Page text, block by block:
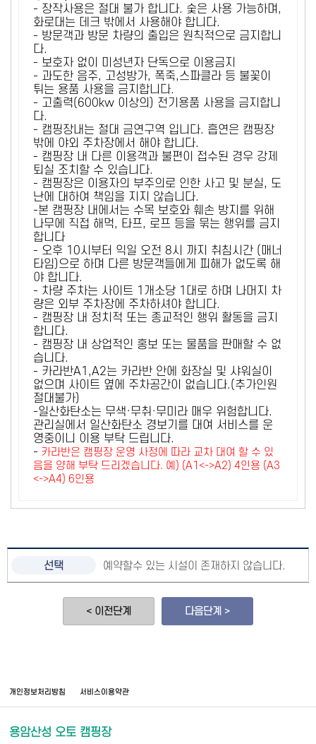
- 장작사용은 절대 불가 합니다. 숯은 사용 가능하며,
화로대는 데크 밖에서 사용해야 합니다.
- 방문객과 방문 차량의 출입은 원칙적으로 금지합니
다.
- 보호자 없이 미성년자 단독으로 이용금지
- 과도한 음주, 고성방가, 폭죽,스파클라 등 불꽃이
튀는 용품 사용을 금지합니다.
- 고출력(600kw 이상의) 전기용품 사용을 금지합니
다.
- 캠핑장내는 절대 금연구역 입니다. 흡연은 캠핑장
밖에 야외 주차장에서 해야 합니다.
- 캠핑장 내 다른 이용객과 불편이 접수된 경우 강제
퇴실 조치할 수 있습니다.
- 캠핑장은 이용자의 부주의로 인한 사고 및 분실, 도
난에 대하여 책임을 지지 않습니다.
-본 캠핑장 내에서는 수목 보호와 훼손 방지를 위해
나무에 직접 해먹, 타프, 로프 등을 묶는 행위를 금지
합니다
- 오후 10시부터 익일 오전 8시 까지 취침시간 (매너
타임)으로 하며 다른 방문객들에게 피해가 없도록 해
야 합니다.
- 차량 주차는 사이트 1개소당 1대로 하며 나머지 차
량은 외부 주차장에 주차하셔야 합니다.
- 캠핑장 내 정치적 또는 종교적인 행위 활동을 금지
합니다.
- 캠핑장 내 상업적인 홍보 또는 물품을 판매할 수 없
습니다.
- 카라반A1,A2는 카라반 안에 화장실 및 샤워실이
없으며 사이트 옆에 주차공간이 없습니다.(추가인원
절대불가)
-일산화탄소는 무색·무취·무미라 매우 위험합니다.
관리실에서 일산화탄소 경보기를 대여 서비스를 운
영중이니 이용 부탁 드립니다.
- 카라반은 캠핑장 운영 사정에 따라 교차 대여 할 수 있
음을 양해 부탁 드리겠습니다. 예) (A1<->A2) 4인용 (A3
<->A4) 6인용
예약할수 있는 시설이 존재하지 않습니다.
< 이전단계 다음단계 >
개인정보처리방침 서비스이용약관
용암산성 오토 캠핑장